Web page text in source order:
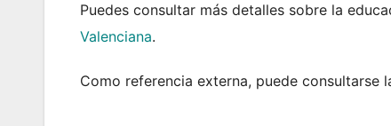
Puedes consultar más detalles sobre la
Valenciana.
Como referencia externa, puede consultarse